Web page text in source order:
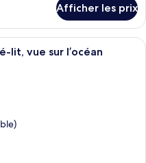
Afficher les prix
grand lit avec du linge de lit
lit, vue sur l’océan